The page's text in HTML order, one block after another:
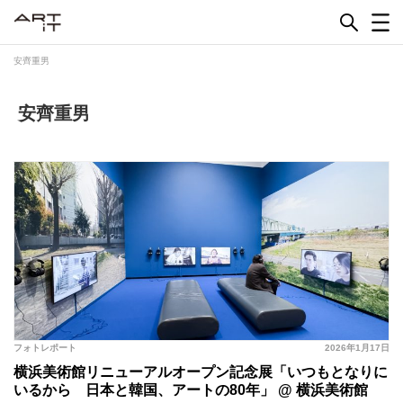
content
安齊重男
安齊重男
2026年1月17日
フォトレポート
横浜美術館リニューアルオープン記念展「いつもとなりに
いるから 日本と韓国、アートの80年」 @ 横浜美術館